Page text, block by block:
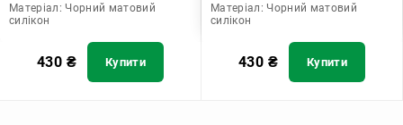
Матеріал: Чорний матовий
силікон
430 ₴ Купити
Матеріал: Чорний матовий
силікон
430 ₴ Купити